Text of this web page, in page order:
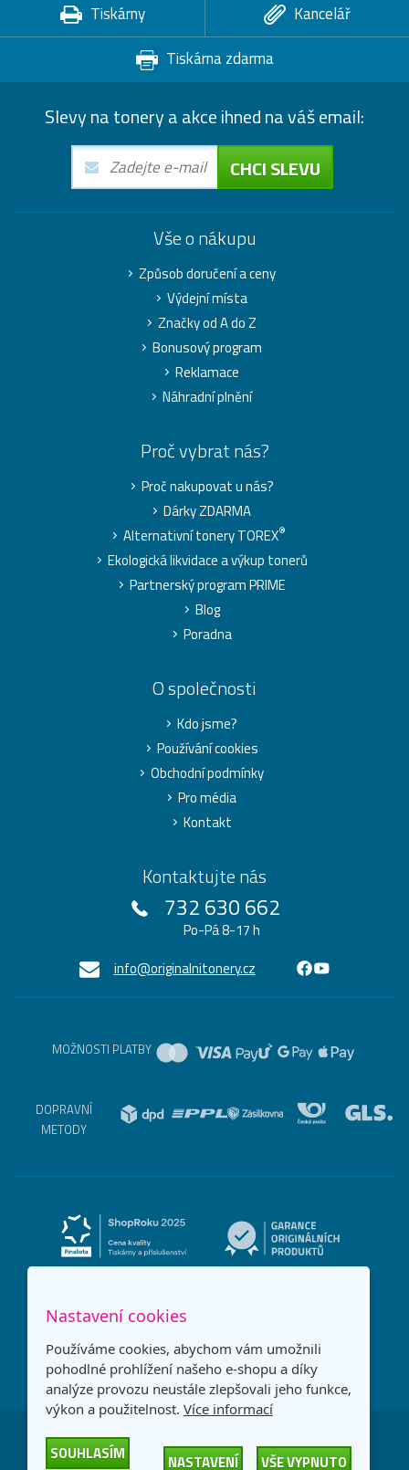
Tiskárny
Kancelář
Tiskárna zdarma
Slevy na tonery a akce ihned na váš email:
CHCI SLEVU
Vše o nákupu
Způsob doručení a ceny
Výdejní místa
Značky od A do Z
Bonusový program
Reklamace
Náhradní plnění
Proč vybrat nás?
Proč nakupovat u nás?
Dárky ZDARMA
Alternativní tonery TOREX®
Ekologická likvidace a výkup tonerů
Partnerský program PRIME
Blog
Poradna
O společnosti
Kdo jsme?
Používání cookies
Obchodní podmínky
Pro média
Kontakt
Kontaktujte nás
732 630 662
Po-Pá 8-17 h
info@originalnitonery.cz
MOŽNOSTI PLATBY
DOPRAVNÍ
METODY
Česká republika Slovensko
Nastavení cookies
Používáme cookies, abychom vám umožnili
pohodlné prohlížení našeho e-shopu a díky
analýze provozu neustále zlepšovali jeho funkce,
výkon a použitelnost. Více informací
SOUHLASÍM NASTAVENÍ VŠE VYPNUTO